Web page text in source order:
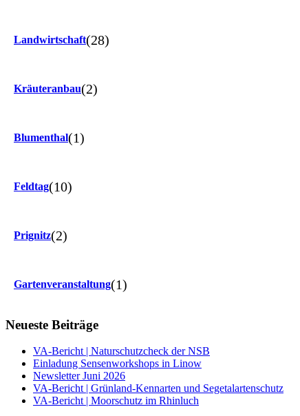
Landwirtschaft(28)
Kräuteranbau(2)
Blumenthal(1)
Feldtag(10)
Prignitz(2)
Gartenveranstaltung(1)
Neueste Beiträge
VA-Bericht | Naturschutzcheck der NSB
Einladung Sensenworkshops in Linow
Newsletter Juni 2026
VA-Bericht | Grünland-Kennarten und Segetalartenschutz
VA-Bericht | Moorschutz im Rhinluch